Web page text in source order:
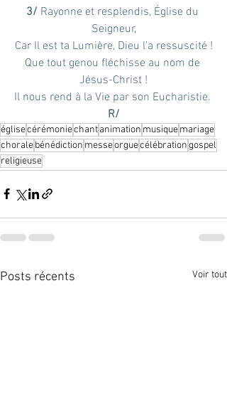
3/ Rayonne et resplendis, Église du
Seigneur,
Car Il est ta Lumière, Dieu l'a ressuscité !
Que tout genou fléchisse au nom de
Jésus-Christ !
Il nous rend à la Vie par son Eucharistie.
R/
églisecérémoniechantanimation musiquemariage
choralebénédiction messeorguecélébrationgospel
religieuse
Posts récents Voir tout